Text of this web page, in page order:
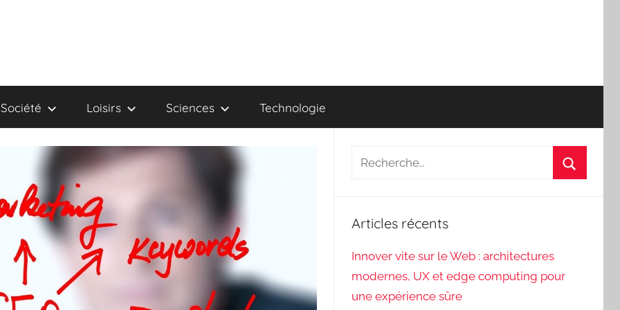
Société Loisirs Sciences Technologie
Recherche
Articles récents
Innover vite sur le Web : architectures
modernes, UX et edge computing pour
une expérience sûre